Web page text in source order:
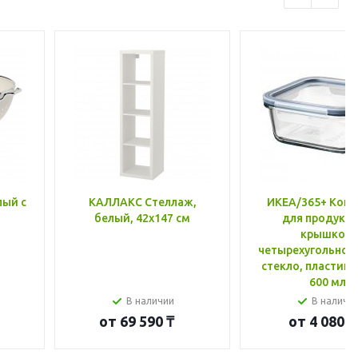
с
КАЛЛАКС Стеллаж,
белый, 42x147 см
В наличии
от 69 590 ₸
ИКЕА/365+
для
крышкой,
стекло, пластик
600 мл
В
от 4 080 ₸